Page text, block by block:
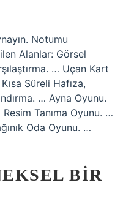
Notumu
Alanlar: Görsel
… Uçan Kart
Süreli Hafıza,
… Ayna Oyunu.
Tanıma Oyunu. …
Oda Oyunu. …
BIR